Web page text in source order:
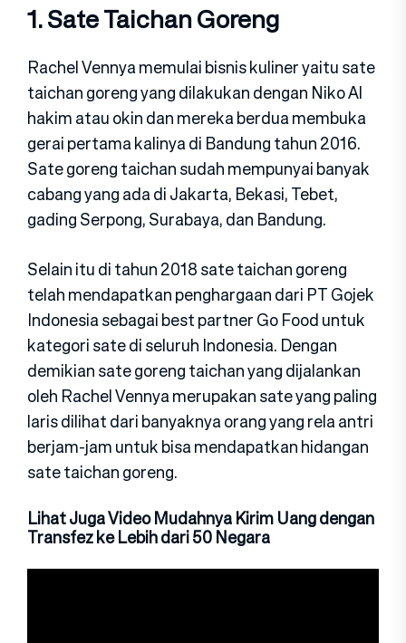
1. Sate Taichan Goreng
Rachel Vennya memulai bisnis kuliner yaitu sate
taichan goreng yang dilakukan dengan Niko Al
hakim atau okin dan mereka berdua membuka
gerai pertama kalinya di Bandung tahun 2016.
Sate goreng taichan sudah mempunyai banyak
cabang yang ada di Jakarta, Bekasi, Tebet,
gading Serpong, Surabaya, dan Bandung.
Selain itu di tahun 2018 sate taichan goreng
telah mendapatkan penghargaan dari PT Gojek
Indonesia sebagai best partner Go Food untuk
kategori sate di seluruh Indonesia. Dengan
demikian sate goreng taichan yang dijalankan
oleh Rachel Vennya merupakan sate yang paling
laris dilihat dari banyaknya orang yang rela antri
berjam-jam untuk bisa mendapatkan hidangan
sate taichan goreng.
Lihat Juga Video Mudahnya Kirim Uang dengan
Transfez ke Lebih dari 50 Negara